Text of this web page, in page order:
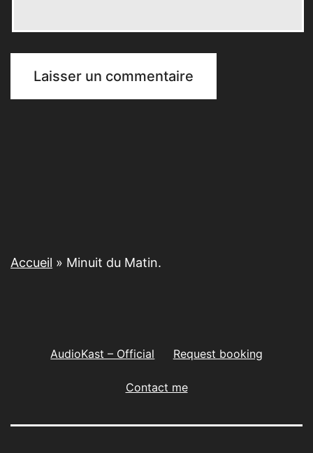
Accueil » Minuit du Matin.
AudioKast – Official Request booking
Contact me